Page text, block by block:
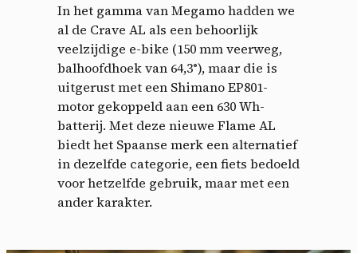
In het gamma van Megamo hadden we
al de Crave AL als een behoorlijk
veelzijdige e-bike (150 mm veerweg,
balhoofdhoek van 64,3°), maar die is
uitgerust met een Shimano EP801-
motor gekoppeld aan een 630 Wh-
batterij. Met deze nieuwe Flame AL
biedt het Spaanse merk een alternatief
in dezelfde categorie, een fiets bedoeld
voor hetzelfde gebruik, maar met een
ander karakter.